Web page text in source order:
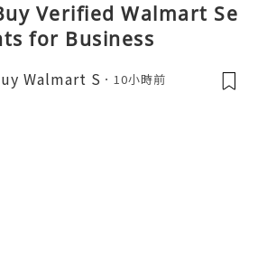
Verified Walmart Se
for Business
Walmart S 10小時前